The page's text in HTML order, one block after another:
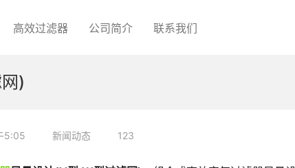
高效过滤器 公司简介 联系我们
)
5:05 新闻动态 123